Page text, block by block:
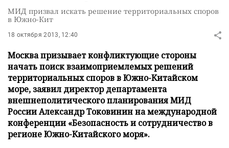
МИД призвал искать решение территориальных споров
в Южно-Кит
18 октября 2013, 12:40
Москва призывает конфликтующие стороны
начать поиск взаимоприемлемых решений
территориальных споров в Южно-Китайском
море, заявил директор департамента
внешнеполитического планирования МИД
России Александр Токовинин на международной
конференции «Безопасность и сотрудничество в
регионе Южно-Китайского моря».